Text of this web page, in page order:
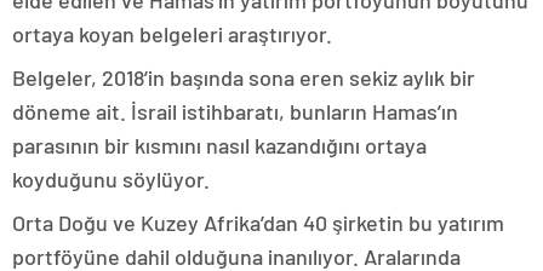
ortaya koyan belgeleri araştırıyor.
Belgeler, 2018’in başında sona eren sekiz aylık bir
döneme ait. İsrail istihbaratı, bunların Hamas’ın
parasının bir kısmını nasıl kazandığını ortaya
koyduğunu söylüyor.
Orta Doğu ve Kuzey Afrika’dan 40 şirketin bu yatırım
portföyüne dahil olduğuna inanılıyor. Aralarında